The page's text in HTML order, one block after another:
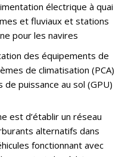
électrique à quai
et fluviaux et stations
pour les navires
des équipements de
de climatisation (PCA)
puissance au sol (GPU)
est d’établir un réseau
alternatifs dans
fonctionnant avec